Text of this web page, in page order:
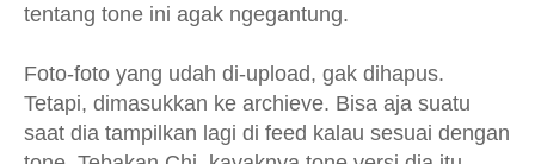
tentang tone ini agak ngegantung.
Foto-foto yang udah di-upload, gak dihapus.
Tetapi, dimasukkan ke archieve. Bisa aja suatu
saat dia tampilkan lagi di feed kalau sesuai dengan